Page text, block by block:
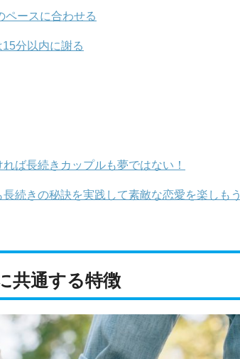
ペースに合わせる
分以内に謝る
ば長続きカップルも夢ではない！
続きの秘訣を実践して素敵な恋愛を楽しもう
共通する特徴